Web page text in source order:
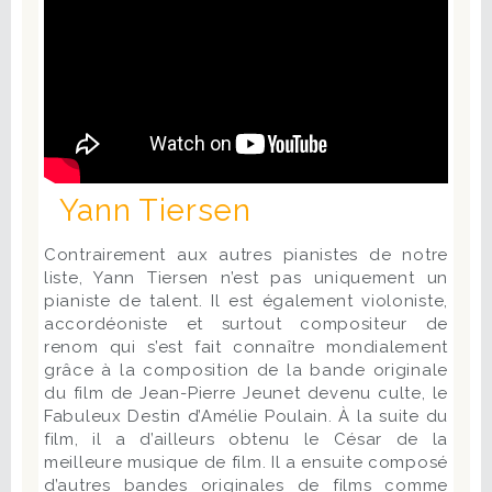
Yann Tiersen
Contrairement aux autres pianistes de notre
liste, Yann Tiersen n’est pas uniquement un
pianiste de talent. Il est également violoniste,
accordéoniste et surtout compositeur de
renom qui s’est fait connaître mondialement
grâce à la composition de la bande originale
du film de Jean-Pierre Jeunet devenu culte, le
Fabuleux Destin d’Amélie Poulain. À la suite du
film, il a d’ailleurs obtenu le César de la
meilleure musique de film. Il a ensuite composé
d’autres bandes originales de films comme